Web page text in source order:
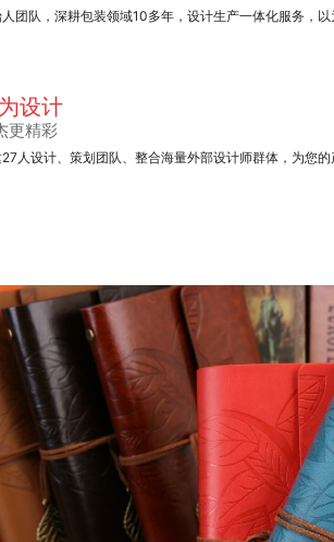
小号木质茶包盒
笔记本定制
不干胶系列
团队，深耕包装领域10多年，设计生产一体化服务，
设计
更精彩
人设计、策划团队、整合海量外部设计师群体，为您